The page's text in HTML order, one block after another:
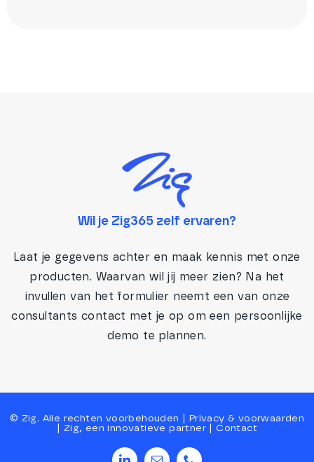
Wil je Zig365 zelf ervaren?
Laat je gegevens achter en maak kennis met onze
producten. Waarvan wil jij meer zien? Na het
invullen van het formulier neemt een van onze
consultants contact met je op om een persoonlijke
demo te plannen.
© Zig. Alle rechten voorbehouden | Privacy & voorwaarden
Zig, een innovatieve partner |Contact